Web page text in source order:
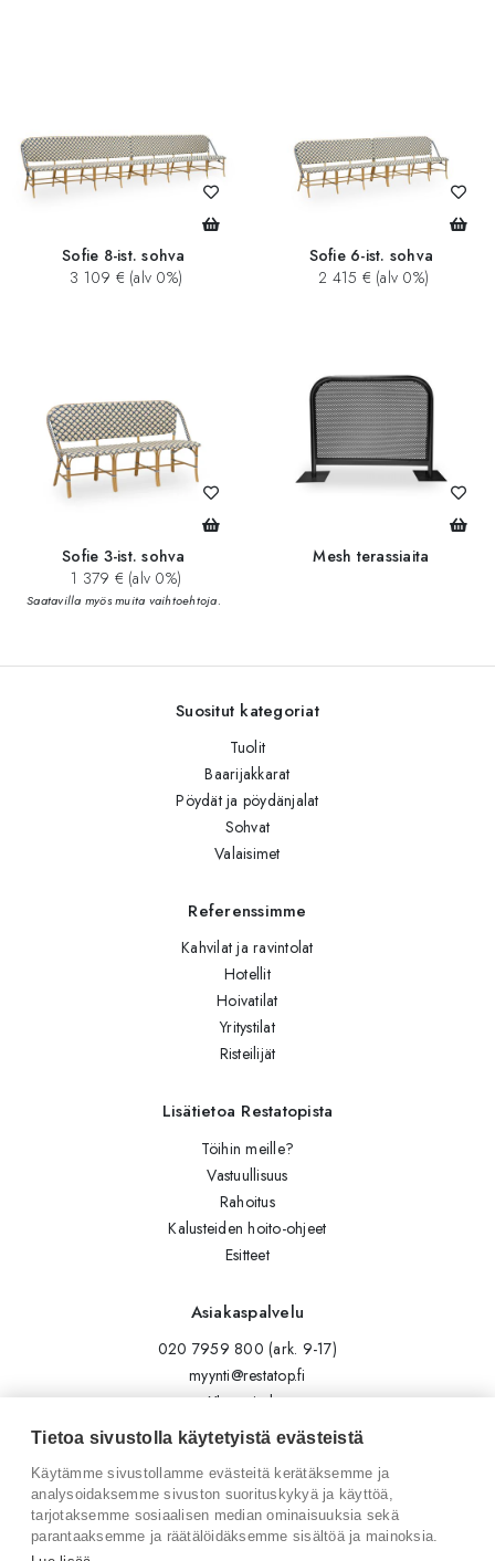
Sofie 8-ist. sohva
3 109 € (alv 0%)
Sofie 6-ist. sohva
2 415 € (alv 0%)
Sofie 3-ist. sohva
1 379 € (alv 0%)
Saatavilla myös muita vaihtoehtoja.
Mesh terassiaita
Suositut kategoriat
Tuolit
Baarijakkarat
Pöydät ja pöydänjalat
Sohvat
Valaisimet
Referenssimme
Kahvilat ja ravintolat
Hotellit
Hoivatilat
Yritystilat
Risteilijät
Lisätietoa Restatopista
Töihin meille?
Vastuullisuus
Rahoitus
Kalusteiden hoito-ohjeet
Esitteet
Asiakaspalvelu
020 7959 800 (ark. 9-17)
myynti@restatop.fi
Yhteystiedot
Lähetä viesti
Seuraa meitä
Tilaa uutiskirje
Tietoa sivustolla käytetyistä evästeistä
Käytämme sivustollamme evästeitä kerätäksemme ja
analysoidaksemme sivuston suorituskykyä ja käyttöä,
tarjotaksemme sosiaalisen median ominaisuuksia sekä
parantaaksemme ja räätälöidäksemme sisältöä ja mainoksia.